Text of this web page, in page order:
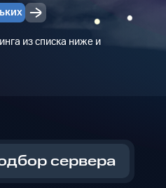
из списка ниже и
сервера